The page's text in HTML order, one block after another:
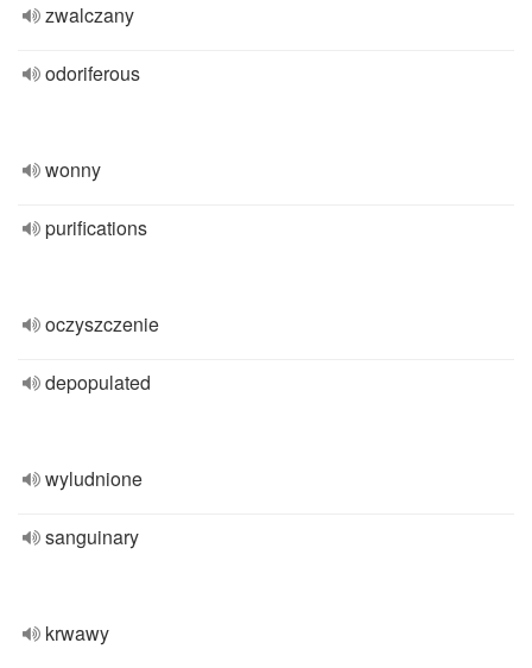
zwalczany
odoriferous
wonny
purifications
oczyszczenie
depopulated
wyludnione
sanguinary
krwawy